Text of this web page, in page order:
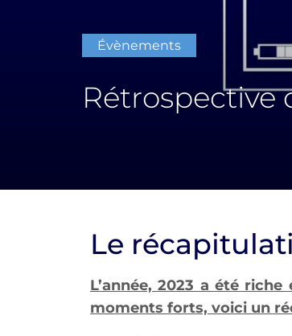
Évènements
Rétrospective
Le
L’année, 2023 a été
moments forts, voici un